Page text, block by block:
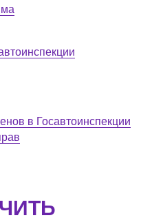
в Госавтоинспекции